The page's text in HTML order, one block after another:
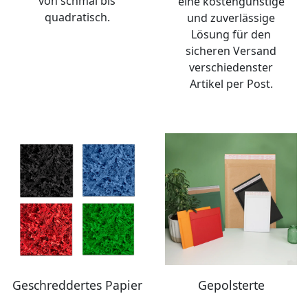
quadratisch.
und zuverlässige
Lösung für den
sicheren Versand
verschiedenster
Artikel per Post.
Geschreddertes Papier
Gepolsterte